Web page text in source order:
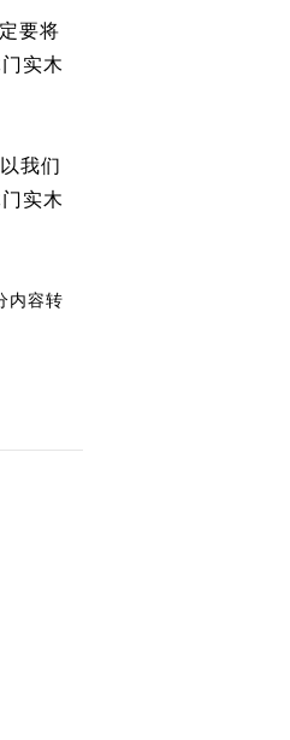
要将
实木
我们
实木
内容转